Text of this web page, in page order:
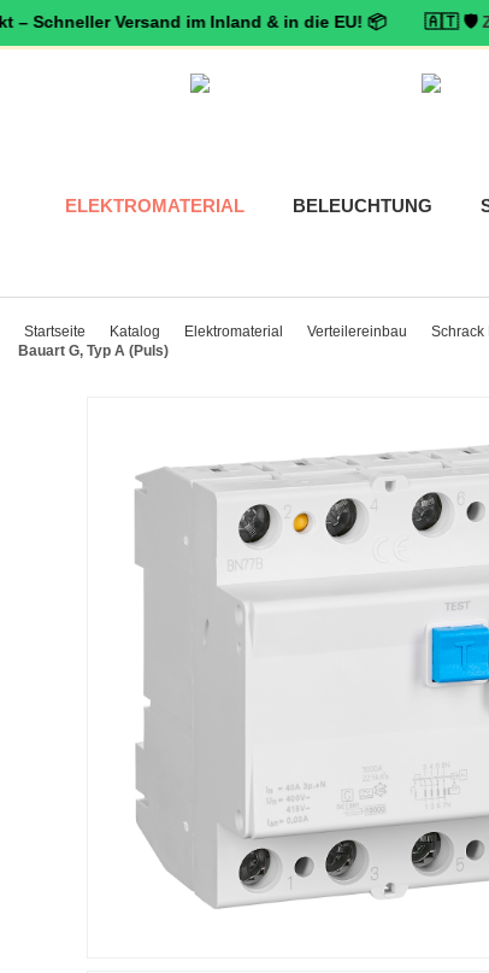
Versand im Inland & in die EU! 📦 🇦🇹 🛡️
ELEKTROMATERIAL BELEUCHTUNG
Startseite Katalog Elektromaterial Verteilereinbau Schrack
Bauart G, Typ A (Puls)